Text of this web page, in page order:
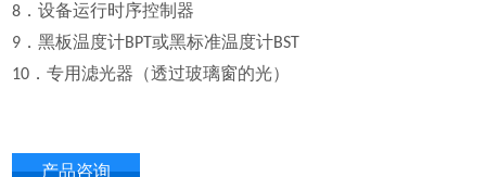
8 ．设备运行时序控制器
9 ．黑板温度计BPT或黑标准温度计BST
10 ．专用滤光器（透过玻璃窗的光）
产品咨询